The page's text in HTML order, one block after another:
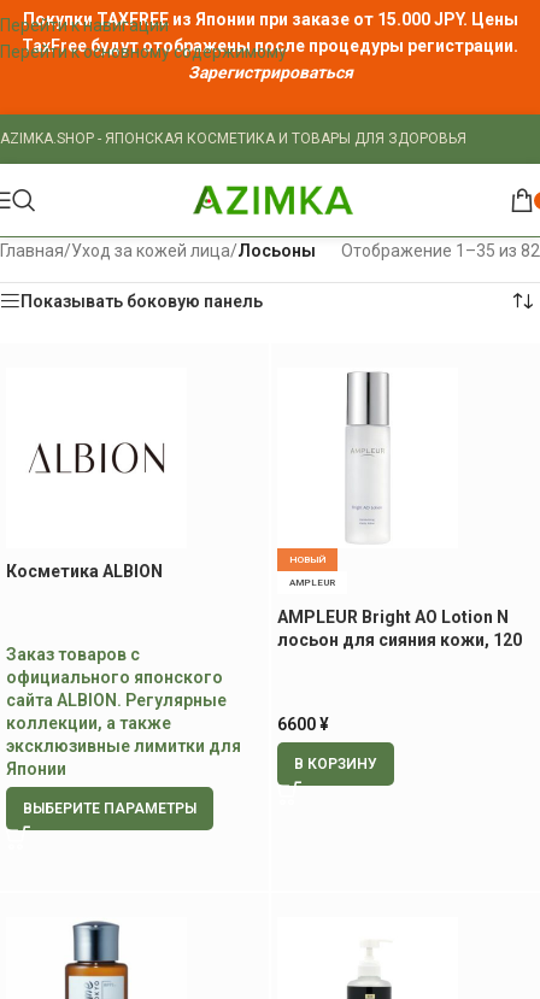
Перейти к навигации
Перейти к основному содержимому
Покупки TAXFREE из Японии при заказе от 15.000 JPY. Цены
TaxFreeбудут отображены после процедуры регистрации.
Зарегистрироваться
AZIMKA.SHOP - ЯПОНСКАЯ КОСМЕТИКА И ТОВАРЫ ДЛЯ ЗДОРОВЬЯ
Главная/Уход за кожей лица/Лосьоны Отображение 1–35 из 82
Показывать боковую панель
Косметика ALBION
Заказ товаров с
официального японского
сайта ALBION. Регулярные
коллекции, а также
эксклюзивные лимитки для
Японии
ВЫБЕРИТЕ ПАРАМЕТРЫ
НОВЫЙ
AMPLEUR
AMPLEUR Bright AO Lotion N
лосьон для сияния кожи, 120
6600¥
В КОРЗИНУ